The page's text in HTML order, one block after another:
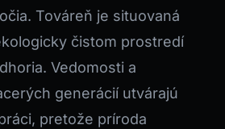
Továreň je situovaná
čistom prostredí
Vedomosti a
generácií utvárajú
pretože príroda